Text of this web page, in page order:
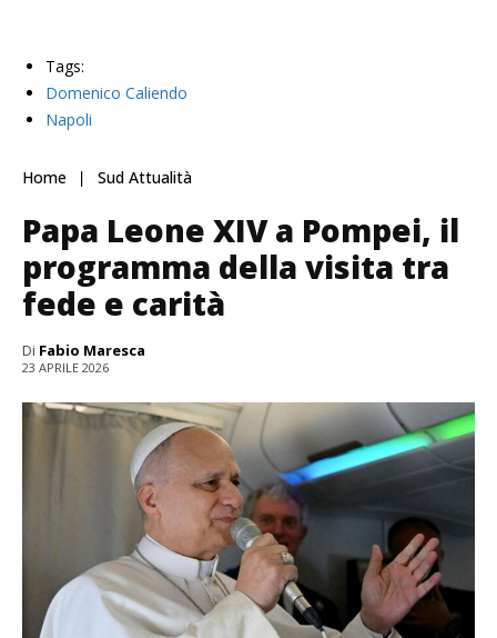
Tags:
Domenico Caliendo
Napoli
Home Sud Attualità
Papa Leone XIV a Pompei, il
programma della visita tra
fede e carità
Di Fabio Maresca
23 APRILE 2026